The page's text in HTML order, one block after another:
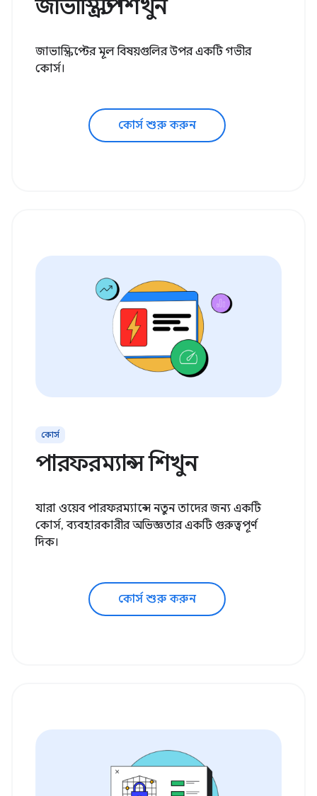
জাভাস্ক্রিপ্ট শিখুন
জাভাস্ক্রিপ্টের মূল বিষয়গুলির উপর একটি গভীর
কোর্স।
কোর্স শুরু করুন
কোর্স
পারফরম্যান্স শিখুন
যারা ওয়েব পারফরম্যান্সে নতুন তাদের জন্য একটি
কোর্স, ব্যবহারকারীর অভিজ্ঞতার একটি গুরুত্বপূর্ণ
দিক।
কোর্স শুরু করুন